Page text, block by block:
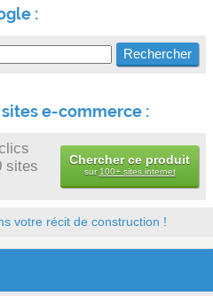
:
e-commerce :
sites
Chercher ce produit
sur 100+ sites internet
votre récit de construction !